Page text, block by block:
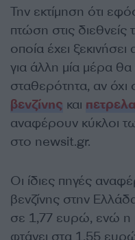
Την εκτίμηση ότι
πτώση στις διεθνείς
οποία έχει
για άλλη μία μέρα
σταθερότητα, αν όχι
βενζίνης και
αναφέρουν κύκλοι
στο newsit.gr.
Oι ίδιες πηγές
βενζίνης στην
σε 1,77 ευρώ, ενώ η
φτάνει στα 1,55